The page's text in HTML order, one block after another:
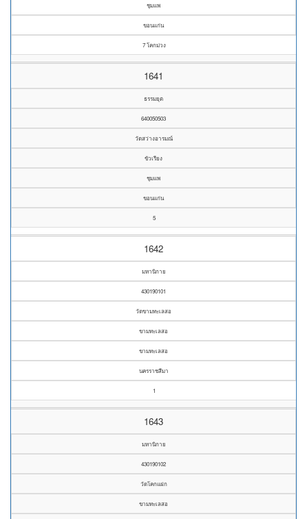
ชุมแพ
ขอนแก่น
7 โคกม่วง
1641
ธรรมยุต
640050503
วัดสว่างอารมณ์
ขัวเรียง
ชุมแพ
ขอนแก่น
5
1642
มหานิกาย
430190101
วัดขามทะเลสอ
ขามทะเลสอ
ขามทะเลสอ
นครราชสีมา
1
1643
มหานิกาย
430190102
วัดโคกแฝก
ขามทะเลสอ